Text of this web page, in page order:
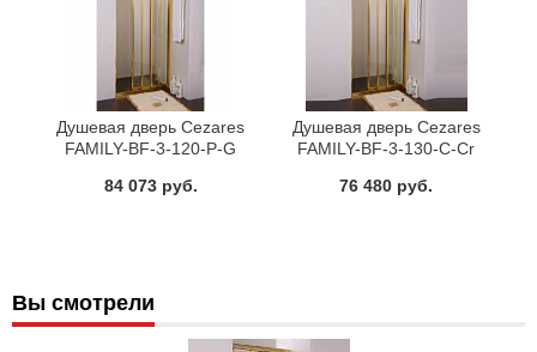
Душевая дверь Cezares
FAMILY-BF-3-120-P-G
84 073 руб.
Душевая дверь Cezares
FAMILY-BF-3-130-C-Cr
76 480 руб.
Вы смотрели